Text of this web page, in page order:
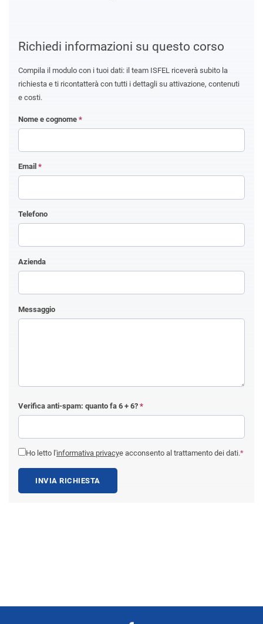
Richiedi informazioni su questo corso
Compila il modulo con i tuoi dati: il team ISFEL riceverà subito la
richiesta e ti ricontatterà con tutti i dettagli su attivazione, contenuti
e costi.
Nome e cognome *
Email *
Telefono
Azienda
Messaggio
Verifica anti-spam: quanto fa 6 + 6? *
Ho letto l'informativa privacye acconsento al trattamento dei dati.*
INVIA RICHIESTA